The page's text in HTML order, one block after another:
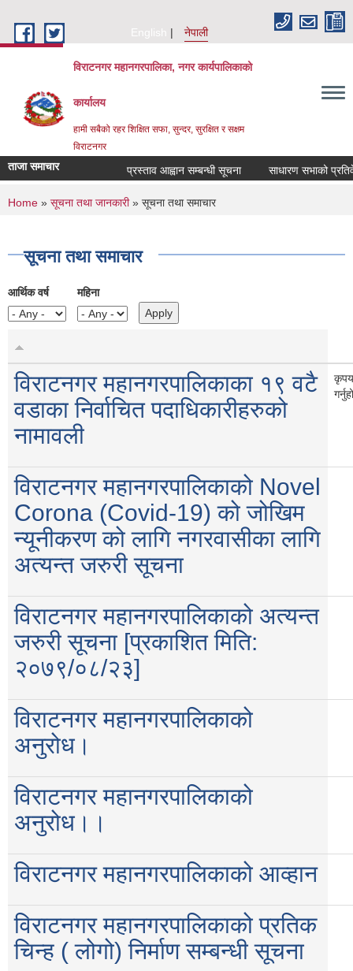
English
नेपाली
विराटनगर महानगरपालिका, नगर कार्यपालिकाको
कार्यालय
हामी सबैको रहर शिक्षित सफा, सुन्दर, सुरक्षित र सक्षम
विराटनगर
ताजा समाचार प्रस्ताव आह्वान सम्बन्धी सूचना साधारण सभाको
You are here
Home » सूचना तथा जानकारी» सूचना तथा समाचार
सूचना तथा समाचार
आर्थिक वर्ष महिना
विराटनगर महानगरपालिकाका १९ वटै
वडाका निर्वाचित पदाधिकारीहरुको
नामावली
विराटनगर महानगरपालिकाको Novel
Corona (Covid-19) को जोखिम
न्यूनीकरण को लागि नगरवासीका लागि
अत्यन्त जरुरी सूचना
विराटनगर महानगरपालिकाको अत्यन्त
जरुरी सूचना [प्रकाशित मिति:
२०७९/०८/२३]
विराटनगर महानगरपालिकाको
अनुरोध।
विराटनगर महानगरपालिकाको
अनुरोध।।
विराटनगर महानगरपालिकाको आव्हान
विराटनगर महानगरपालिकाको प्रतिक
चिन्ह ( लोगो) निर्माण सम्बन्धी सूचना